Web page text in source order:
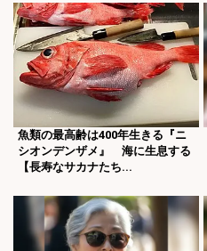
魚類の最高齢は400年生きる『ニ
シオンデンザメ』 海に生息する
【長寿なサカナたち...